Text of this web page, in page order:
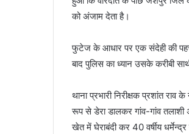
को अंजाम देता है।
फुटेज के आधार पर एक संदेही की
बाद पुलिस का ध्यान उसके करीबी
थाना प्रभारी निरीक्षक प्रशांत
रूप से डेरा डालकर गांव-गांव
खेत में घेराबंदी कर 40 वर्षीय